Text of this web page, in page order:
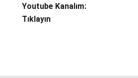
Youtube Kanalım:
Tıklayın